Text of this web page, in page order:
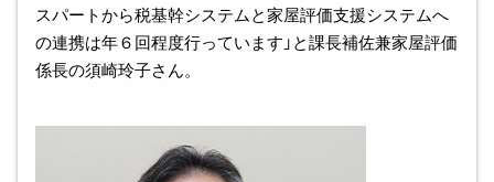
スパートから税基幹システムと家屋評価支援システムへ
の連携は年６回程度行っています」と課長補佐兼家屋評価
係長の須崎玲子さん。